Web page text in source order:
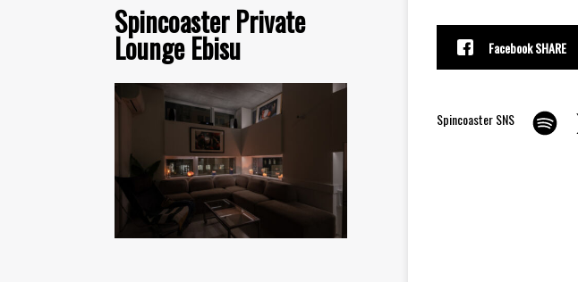
Spincoaster Private
Lounge Ebisu Facebook SHARE
Spincoaster SNS